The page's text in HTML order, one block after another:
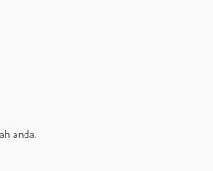
anda.